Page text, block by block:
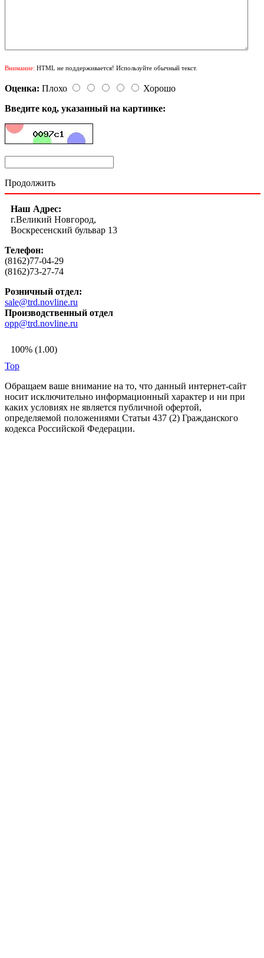
Внимание: HTML не поддерживается! Используйте обычный текст.
Оценка: Плохо
Хорошо
Введите код, указанный на картинке:
Продолжить
Наш Адрес:
г.Великий Новгород,
Воскресенский бульвар 13
Телефон:
(8162)77-04-29
(8162)73-27-74
Розничный отдел:
sale@trd.novline.ru
Производственный отдел
opp@trd.novline.ru
100% (1.00)
Top
Обращаем ваше внимание на то, что данный интернет-сайт
носит исключительно информационный характер и ни при
каких условиях не является публичной офертой,
определяемой положениями Статьи 437 (2) Гражданского
кодекса Российской Федерации.